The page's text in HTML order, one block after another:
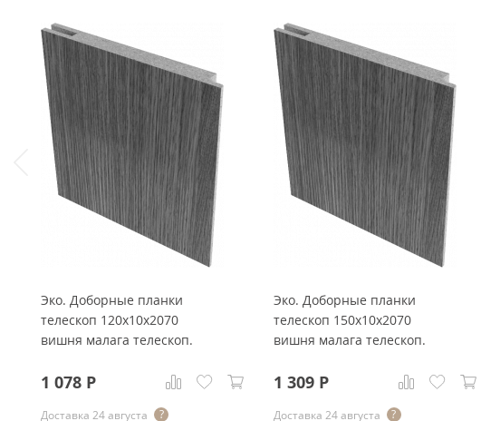
Эко. Доборные планки
телескоп 120x10x2070
вишня малага телескоп.
1 078 Р
Доставка 24 августа
Эко. Доборные планки
телескоп 150x10x2070
вишня малага телескоп.
1 309Р
Доставка 24 августа